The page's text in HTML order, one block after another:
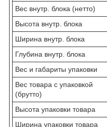
Вес внутр. блока (нетто)
Высота внутр. блока
Ширина внутр. блока
Глубина внутр. блока
Вес и габариты упаковки
Вес товара с упаковкой
(брутто)
Высота упаковки товара
Ширина упаковки товара